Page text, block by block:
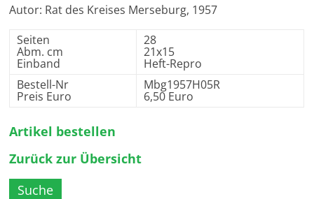
Autor: Rat des Kreises Merseburg, 1957
Seiten
Abm. cm
Einband
28
21x15
Heft-Repro
Bestell-Nr
Preis Euro
Mbg1957H05R
6,50 Euro
Artikel bestellen
Zurück zur Übersicht
Suche